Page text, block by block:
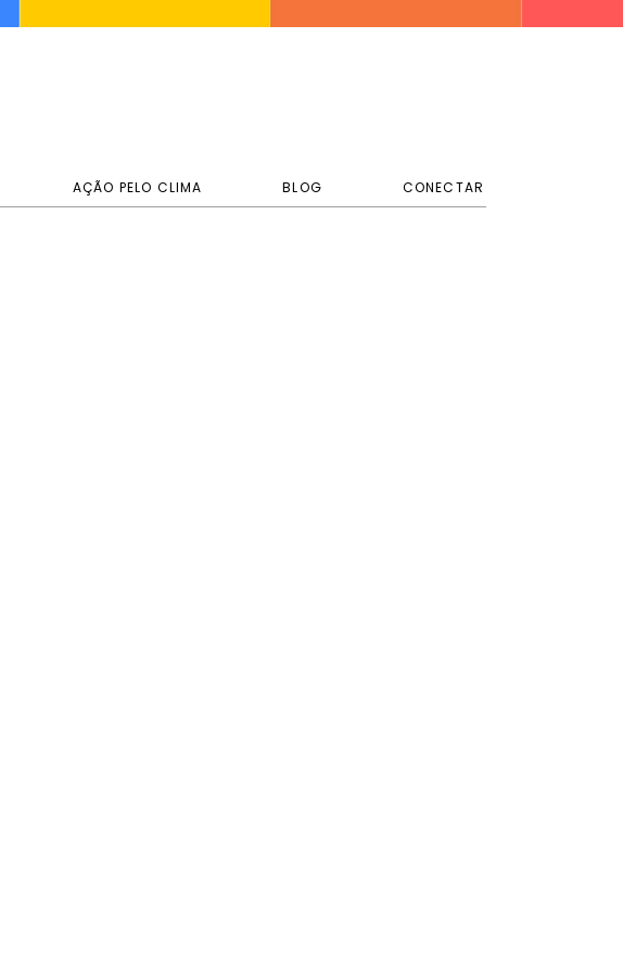
AÇÃO PELO CLIMA BLOG CONECTAR